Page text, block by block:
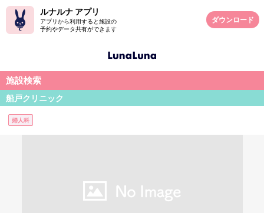
ルナルナ アプリ
アプリから利用すると施設の
予約やデータ共有ができます
ダウンロード
施設検索
船戸クリニック
婦人科